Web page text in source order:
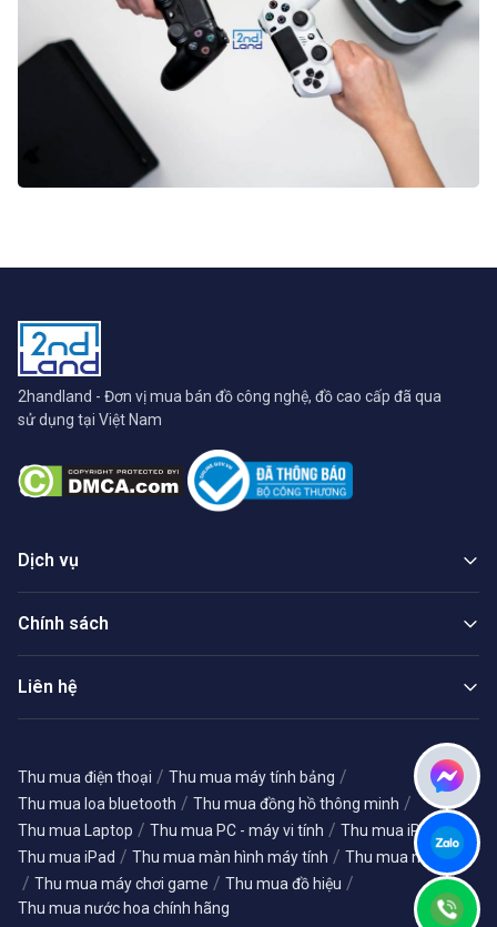
2handland - Đơn vị mua bán đồ công nghệ, đồ cao cấp đã qua
sử dụng tại Việt Nam
Dịch vụ
Chính sách
Liên hệ
Thu mua điện thoại / Thu mua máy tính bảng /
Thu mua loa bluetooth / Thu mua đồng hồ thông minh /
Thu mua Laptop / Thu mua PC - máy vi tính / Thu mua iPhone /
Thu mua iPad / Thu mua màn hình máy tính / Thu mua máy ảnh
/ Thu mua máy chơi game / Thu mua đồ hiệu /
Thu mua nước hoa chính hãng